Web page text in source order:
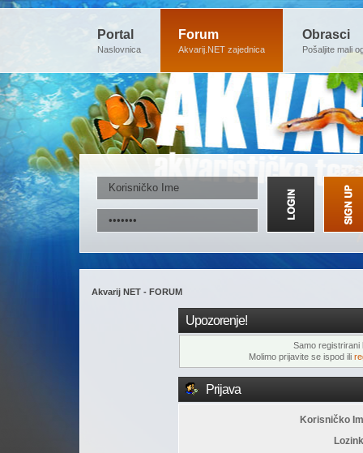
Portal
Naslovnica
Forum
Akvarij.NET zajednica
Obrasci
Pošaljite mali
Akvarij NET - FORUM
Upozorenje!
Samo registrirani
Molimo prijavite se ispod ili
Prijava
Korisničko